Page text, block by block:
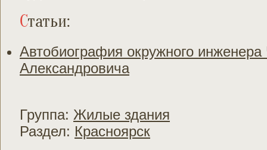
Статьи:
Автобиография окружного
Александровича
Группа: Жилые здания
Раздел: Красноярск